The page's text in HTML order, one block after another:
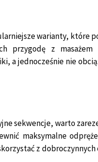
warianty, które
przygodę z masażem
a jednocześnie nie
sekwencje, warto
maksymalne
z